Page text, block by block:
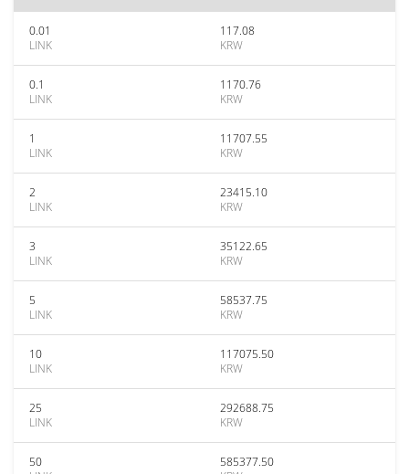
0.01
LINK
117.08
KRW
0.1
LINK
1170.76
KRW
1
LINK
11707.55
KRW
2
LINK
23415.10
KRW
3
LINK
35122.65
KRW
5
LINK
58537.75
KRW
10
LINK
117075.50
KRW
25
LINK
292688.75
KRW
50
585377.50